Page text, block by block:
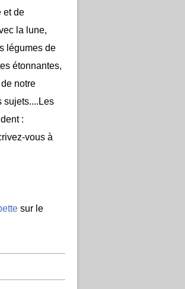
et de
la lune,
légumes de
étonnantes,
notre
sujets....Les
:
vous à
sur le